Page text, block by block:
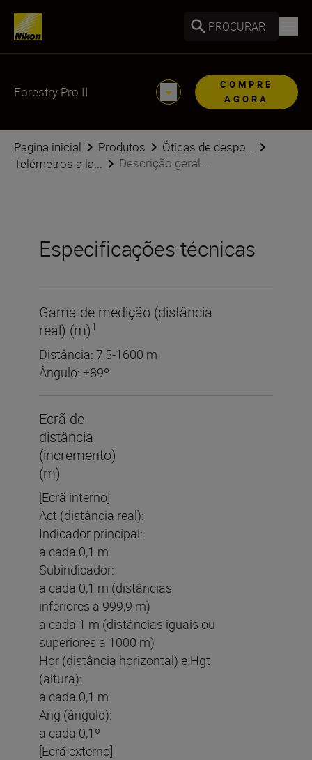
PROCURAR
Forestry Pro II
COMPRE
AGORA
Pagina inicial Produtos
Óticas de despo...
Telémetros a la...
Descrição geral...
Especificações técnicas
Gama de medição (distância
real) (m)1
Distância: 7,5-1600 m
Ângulo: ±89º
Ecrã de
distância
(incremento)
(m)
[Ecrã interno]
Act (distância real):
Indicador principal:
a cada 0,1 m
Subindicador:
a cada 0,1 m (distâncias
inferiores a 999,9 m)
a cada 1 m (distâncias iguais ou
superiores a 1000 m)
Hor (distância horizontal) e Hgt
(altura):
a cada 0,1 m
Ang (ângulo):
a cada 0,1º
[Ecrã externo]